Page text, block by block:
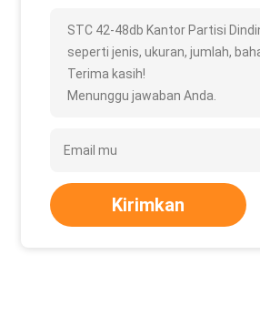
STC 42-48db Kantor Partisi
seperti jenis, ukuran, jumlah,
Terima kasih!
Menunggu jawaban Anda.
Kirimkan